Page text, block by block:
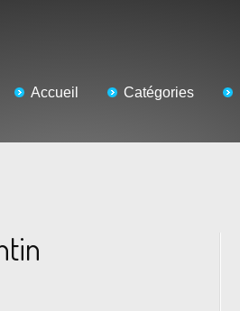
Accueil Catégories